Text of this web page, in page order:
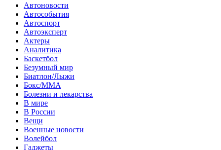
Автоновости
Автособытия
Автоспорт
Автоэксперт
Актеры
Аналитика
Баскетбол
Безумный мир
Биатлон/Лыжи
Бокс/MMA
Болезни и лекарства
В мире
В России
Вещи
Военные новости
Волейбол
Гаджеты